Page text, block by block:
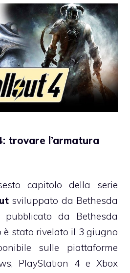
trovare l’armatura
capitolo della serie
sviluppato da Bethesda
da Bethesda
è stato rivelato il 3 giugno
sulle piattaforme
PlayStation 4 e Xbox